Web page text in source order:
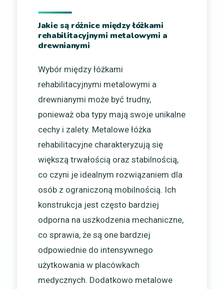
Jakie są różnice między łóżkami
rehabilitacyjnymi metalowymi a
drewnianymi
Wybór między łóżkami
rehabilitacyjnymi metalowymi a
drewnianymi może być trudny,
ponieważ oba typy mają swoje unikalne
cechy i zalety. Metalowe łóżka
rehabilitacyjne charakteryzują się
większą trwałością oraz stabilnością,
co czyni je idealnym rozwiązaniem dla
osób z ograniczoną mobilnością. Ich
konstrukcja jest często bardziej
odporna na uszkodzenia mechaniczne,
co sprawia, że są one bardziej
odpowiednie do intensywnego
użytkowania w placówkach
medycznych. Dodatkowo metalowe